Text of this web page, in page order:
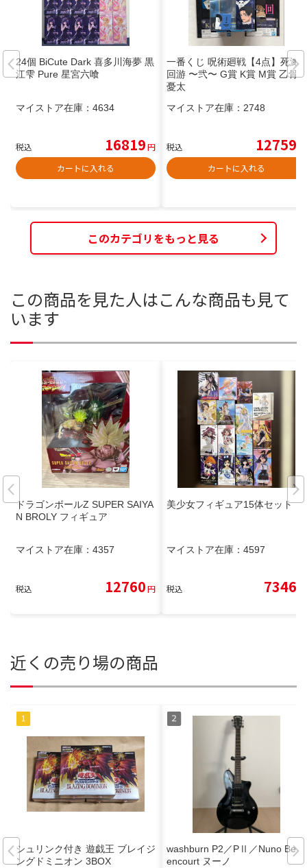
24個 BiCute Dark 喜多川海夢 黒
江雫 Pure 星宮六喰
マイストア在庫： 4634
税込 16819円
カートに入れる
一番くじ 呪術廻戦【4点】死滅
回游 〜弐〜 G賞 K賞 M賞 乙骨
憂太
マイストア在庫： 2748
税込 12759
カートに入れる
このカテゴリをもっと見る
この商品を見た人はこんな商品も見て
います
ドラゴンボールZ SUPER SAIYA
N BROLY フィギュア
マイストア在庫： 4357
税込 12760円
美少女フィギュア15体セット
マイストア在庫： 4597
税込 7346
近くの売り場の商品
シュリンク付き 遊戯王 ブレイジ
ングドミニオン 3BOX
washburn P2／PⅡ／Nuno Bett
encourt ヌーノ